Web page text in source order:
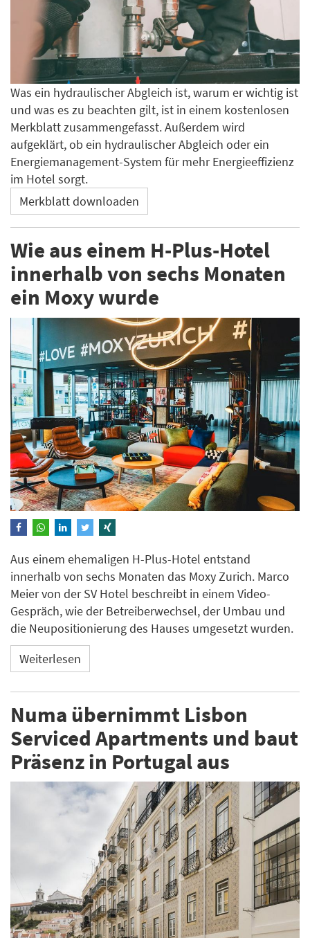
Was ein hydraulischer Abgleich ist, warum er wichtig ist
und was es zu beachten gilt, ist in einem kostenlosen
Merkblatt zusammengefasst. Außerdem wird
aufgeklärt, ob ein hydraulischer Abgleich oder ein
Energiemanagement-System für mehr Energieeffizienz
im Hotel sorgt.
Merkblatt downloaden
Wie aus einem H-Plus-Hotel
innerhalb von sechs Monaten
ein Moxy wurde
Aus einem ehemaligen H-Plus-Hotel entstand
innerhalb von sechs Monaten das Moxy Zurich. Marco
Meier von der SV Hotel beschreibt in einem Video-
Gespräch, wie der Betreiberwechsel, der Umbau und
die Neupositionierung des Hauses umgesetzt wurden.
Weiterlesen
Numa übernimmt Lisbon
Serviced Apartments und baut
Präsenz in Portugal aus